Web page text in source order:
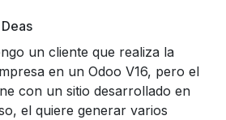
un cliente que realiza la
en un Odoo V16, pero el
con un sitio desarrollado en
el quiere generar varios